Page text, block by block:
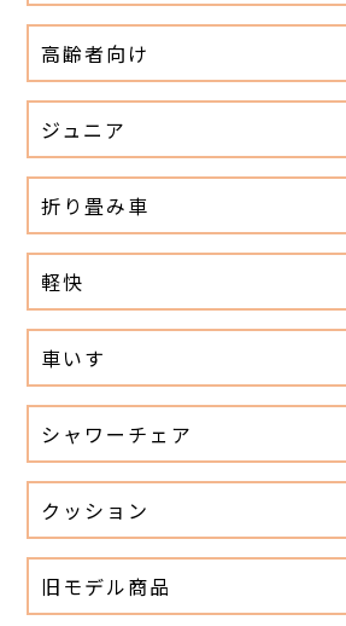
高齢者向け
ジュニア
折り畳み車
軽快
車いす
シャワーチェア
クッション
旧モデル商品